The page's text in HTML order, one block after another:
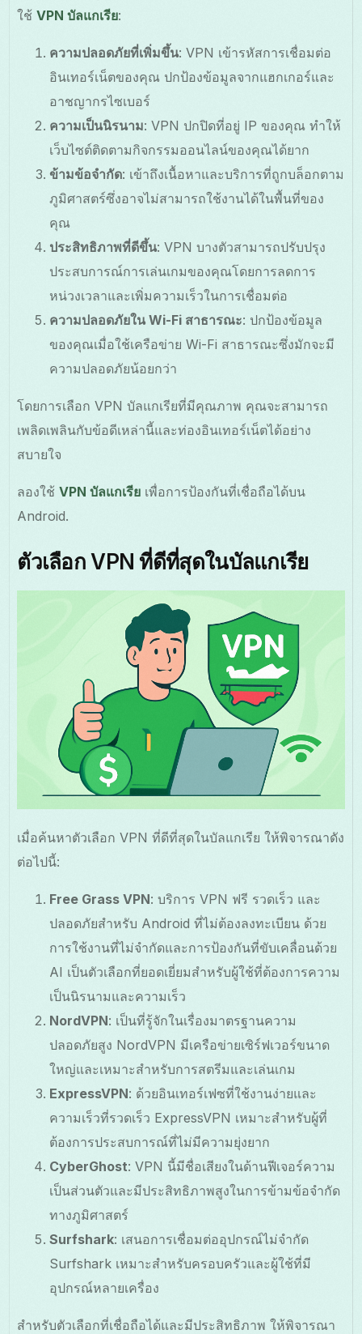
ใช้VPN บัลแกเรีย:
ความปลอดภัยที่เพิ่มขึ้น: VPN เข้ารหัสการเชื่อมต่อ
อินเทอร์เน็ตของคุณ ปกป้องข้อมูลจากแฮกเกอร์และ
อาชญากรไซเบอร์
ความเป็นนิรนาม: VPN ปกปิดที่อยู่ IP ของคุณ ทำให้
เว็บไซต์ติดตามกิจกรรมออนไลน์ของคุณได้ยาก
ข้ามข้อจำกัด: เข้าถึงเนื้อหาและบริการที่ถูกบล็อกตาม
ภูมิศาสตร์ซึ่งอาจไม่สามารถใช้งานได้ในพื้นที่ของ
คุณ
ประสิทธิภาพที่ดีขึ้น: VPN บางตัวสามารถปรับปรุง
ประสบการณ์การเล่นเกมของคุณโดยการลดการ
หน่วงเวลาและเพิ่มความเร็วในการเชื่อมต่อ
ความปลอดภัยใน Wi-Fi สาธารณะ: ปกป้องข้อมูล
ของคุณเมื่อใช้เครือข่าย Wi-Fi สาธารณะซึ่งมักจะมี
ความปลอดภัยน้อยกว่า
โดยการเลือก VPN บัลแกเรียที่มีคุณภาพ คุณจะสามารถ
เพลิดเพลินกับข้อดีเหล่านี้และท่องอินเทอร์เน็ตได้อย่าง
สบายใจ
ลองใช้VPN บัลแกเรีย เพื่อการป้องกันที่เชื่อถือได้บน
Android.
ตัวเลือก VPN ที่ดีที่สุดในบัลแกเรีย
เมื่อค้นหาตัวเลือก VPN ที่ดีที่สุดในบัลแกเรีย ให้พิจารณาดัง
ต่อไปนี้:
Free Grass VPN: บริการ VPN ฟรี รวดเร็ว และ
ปลอดภัยสำหรับ Android ที่ไม่ต้องลงทะเบียน ด้วย
การใช้งานที่ไม่จำกัดและการป้องกันที่ขับเคลื่อนด้วย
AI เป็นตัวเลือกที่ยอดเยี่ยมสำหรับผู้ใช้ที่ต้องการความ
เป็นนิรนามและความเร็ว
NordVPN: เป็นที่รู้จักในเรื่องมาตรฐานความ
ปลอดภัยสูง NordVPN มีเครือข่ายเซิร์ฟเวอร์ขนาด
ใหญ่และเหมาะสำหรับการสตรีมและเล่นเกม
ExpressVPN: ด้วยอินเทอร์เฟซที่ใช้งานง่ายและ
ความเร็วที่รวดเร็ว ExpressVPN เหมาะสำหรับผู้ที่
ต้องการประสบการณ์ที่ไม่มีความยุ่งยาก
CyberGhost: VPN นี้มีชื่อเสียงในด้านฟีเจอร์ความ
เป็นส่วนตัวและมีประสิทธิภาพสูงในการข้ามข้อจำกัด
ทางภูมิศาสตร์
Surfshark: เสนอการเชื่อมต่ออุปกรณ์ไม่จำกัด
Surfshark เหมาะสำหรับครอบครัวและผู้ใช้ที่มี
อุปกรณ์หลายเครื่อง
สำหรับตัวเลือกที่เชื่อถือได้และมีประสิทธิภาพ ให้พิจารณา